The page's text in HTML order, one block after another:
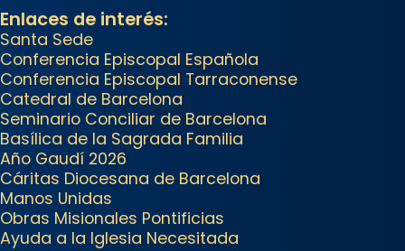
2 weeks ago
Jaume, fill de Zebedeu, és
juntament amb el seu germà
Joan i Pere un dels que
acompanyava més de prop
Jesús.
Segons el llibre dels Fets (12,2)
fou el primer apòstol màrtir,
decapitat a Jerusalem per
Herodes Agripa (vers l'any 44).
Enlaces de interés:
Santa Sede
Conferencia Episcopal Española
Conferencia Episcopal Tarraconense
Catedral de Barcelona
Seminario Conciliar de Barcelona
Basílica de la Sagrada Familia
Año Gaudí 2026
Cáritas Diocesana de Barcelona
Manos Unidas
Obras Misionales Pontificias
Ayuda a la Iglesia Necesitada